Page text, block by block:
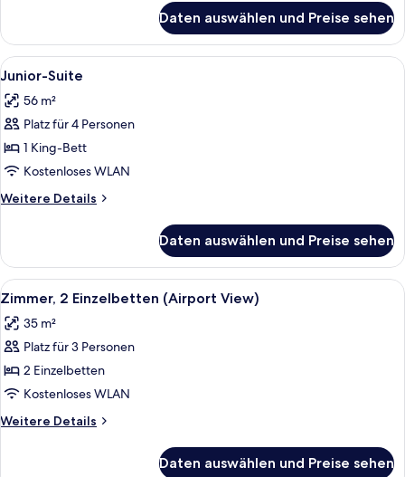
1 King-
Bett,
Poolblick
Daten auswählen und Preise sehen
Alle
Fotos
für
Junior-
Suite
anzeigen
Ein Hotelzimmer mit Bett, einer
6
Junior-Suite
56 m²
Platz für 4 Personen
1 King-Bett
Kostenloses WLAN
Weitere Details
Weitere
Suite
Daten auswählen und Preise sehen
Alle
Fotos
für
Zimmer,
2 Einzelbetten
(Airport
View)
anzeigen
Ein Hotelzimmer mit Bett,
9
Zimmer, 2 Einzelbetten (Airport View)
35 m²
Platz für 3 Personen
2 Einzelbetten
Kostenloses WLAN
Weitere Details
Weitere
Daten auswählen und Preise sehen